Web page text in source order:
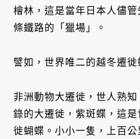
檜林，這是當年日本人儘
條鐵路的「獵場」。
譬如，世界唯二的越冬遷徙
非洲動物大遷徙，世人熟
錄的大遷徙，紫斑蝶，這
徙蝴蝶。小小一隻，上百